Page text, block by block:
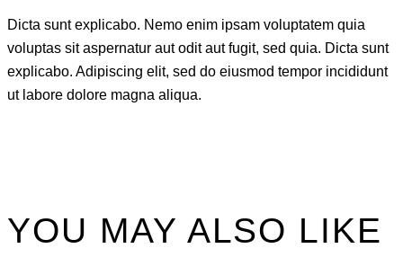
Dicta sunt explicabo. Nemo enim ipsam voluptatem quia
voluptas sit aspernatur aut odit aut fugit, sed quia. Dicta sunt
explicabo. Adipiscing elit, sed do eiusmod tempor incididunt
ut labore dolore magna aliqua.
YOU MAY ALSO LIKE